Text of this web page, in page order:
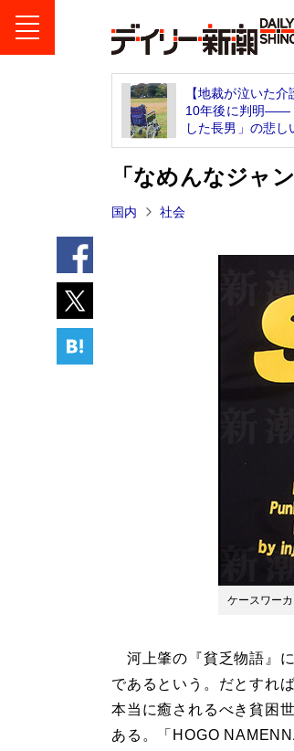
【地裁が泣いた介
10年後に判明――
した長男」の悲し
「なめんなジャ
国内 社会
ケースワー
河上肇の『貧乏物語』
であるという。だとすれ
本当に癒されるべき貧困
ある。「HOGO